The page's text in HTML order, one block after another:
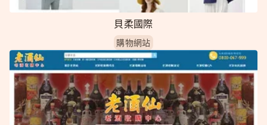
貝柔國際
購物網站